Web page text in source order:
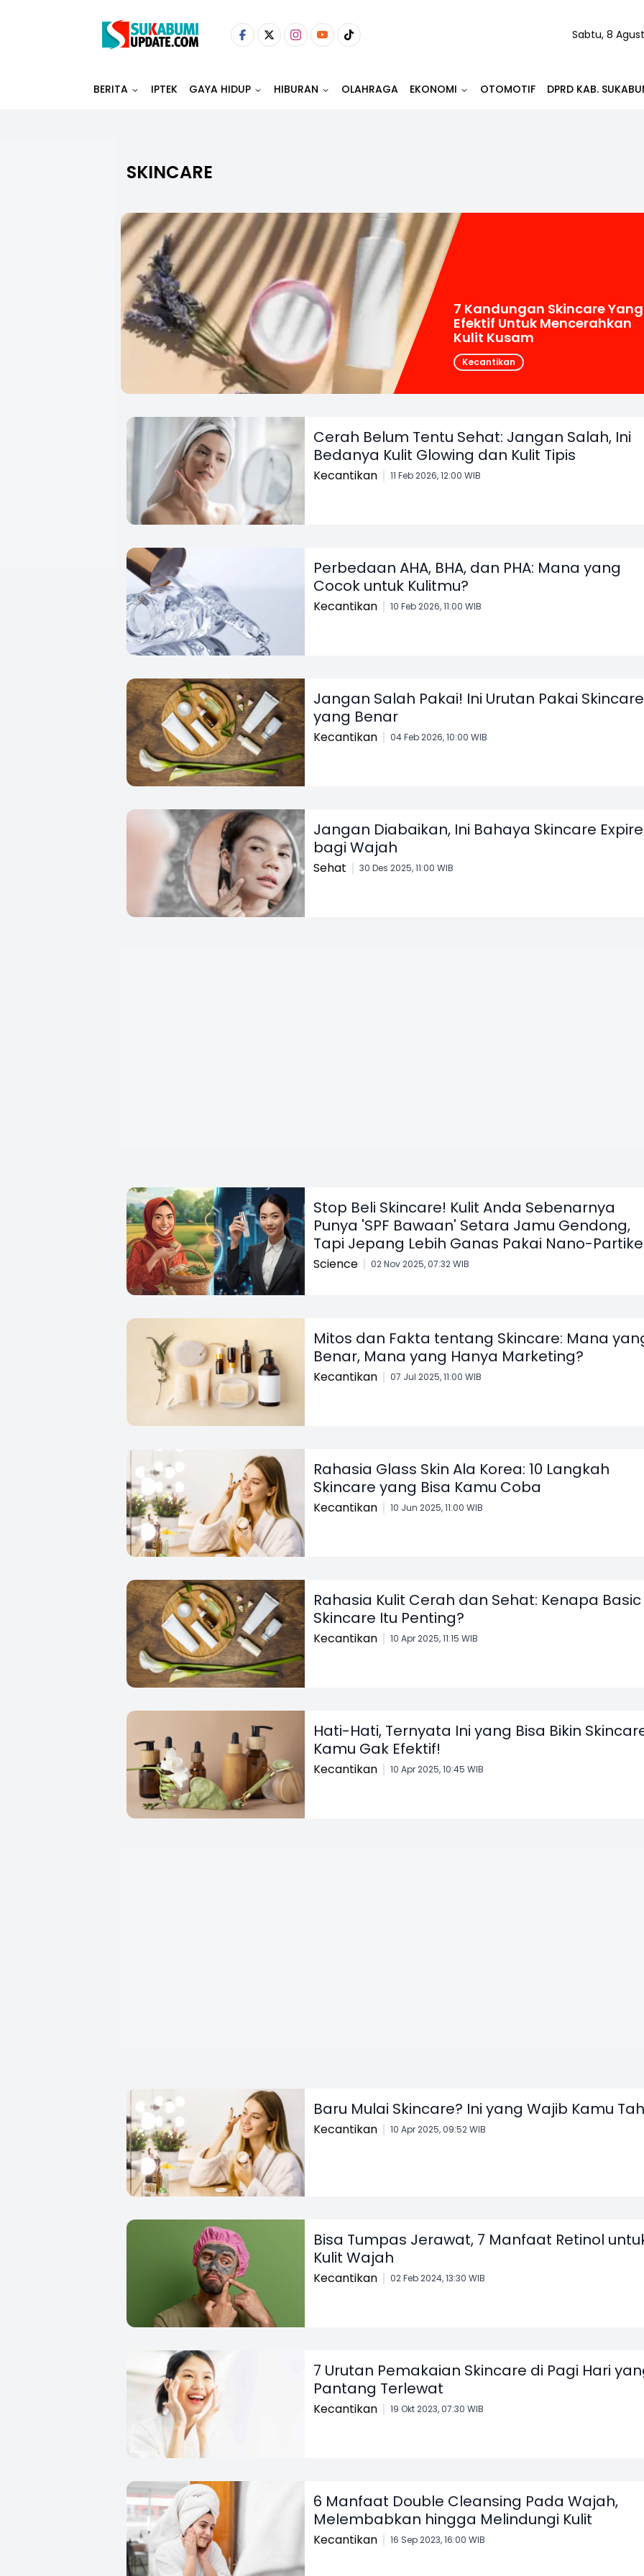
Sabtu, 8
BERITA IPTEK GAYA HIDUP HIBURAN OLAHRAGA EKONOMI OTOMOTIF DPRD KAB.
SKINCARE
7 Kandungan Skincare Yang
Efektif Untuk Mencerahkan
Kulit Kusam
Kecantikan
Cerah Belum Tentu Sehat: Jangan Salah, Ini
Bedanya Kulit Glowing dan Kulit Tipis
Kecantikan 11 Feb 2026, 12:00 WIB
Perbedaan AHA, BHA, dan PHA: Mana yang
Cocok untuk Kulitmu?
Kecantikan 10 Feb 2026, 11:00 WIB
Jangan Salah Pakai! Ini Urutan Pakai Skincare
yang Benar
Kecantikan 04 Feb 2026, 10:00 WIB
Jangan Diabaikan, Ini Bahaya Skincare
bagi Wajah
Sehat 30 Des 2025, 11:00 WIB
Stop Beli Skincare! Kulit Anda Sebenarnya
Punya 'SPF Bawaan' Setara Jamu Gendong,
Tapi Jepang Lebih Ganas Pakai Nano-
Science 02 Nov 2025, 07:32 WIB
Mitos dan Fakta tentang Skincare: Mana
Benar, Mana yang Hanya Marketing?
Kecantikan 07 Jul 2025, 11:00 WIB
Rahasia Glass Skin Ala Korea: 10 Langkah
Skincare yang Bisa Kamu Coba
Kecantikan 10 Jun 2025, 11:00 WIB
Rahasia Kulit Cerah dan Sehat: Kenapa Basic
Skincare Itu Penting?
Kecantikan 10 Apr 2025, 11:15 WIB
Hati-Hati, Ternyata Ini yang Bisa Bikin
Kamu Gak Efektif!
Kecantikan 10 Apr 2025, 10:45 WIB
Baru Mulai Skincare? Ini yang Wajib Kamu
Kecantikan 10 Apr 2025, 09:52 WIB
Bisa Tumpas Jerawat, 7 Manfaat Retinol
Kulit Wajah
Kecantikan 02 Feb 2024, 13:30 WIB
7 Urutan Pemakaian Skincare di Pagi Hari
Pantang Terlewat
Kecantikan 19 Okt 2023, 07:30 WIB
6 Manfaat Double Cleansing Pada Wajah,
Melembabkan hingga Melindungi Kulit
Kecantikan 16 Sep 2023, 16:00 WIB